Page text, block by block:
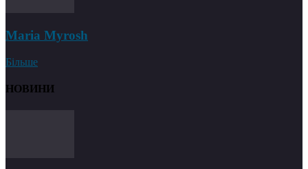
Maria Myrosh
Більше
НОВИНИ